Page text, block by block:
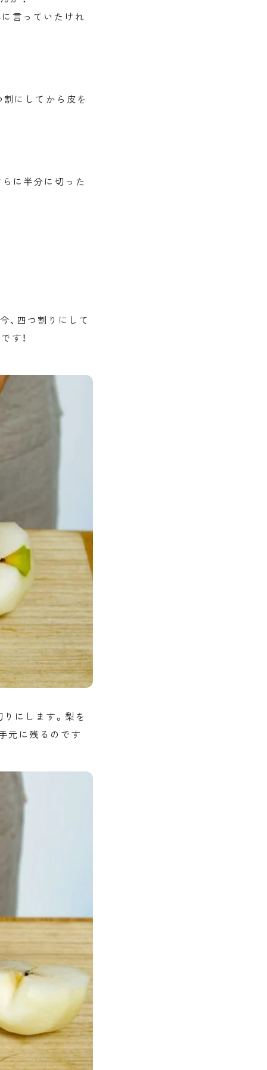
言っていたけれ
割にしてから皮を
に半分に切った
、四つ割りにして
す！
にします。梨を
元に残るのです